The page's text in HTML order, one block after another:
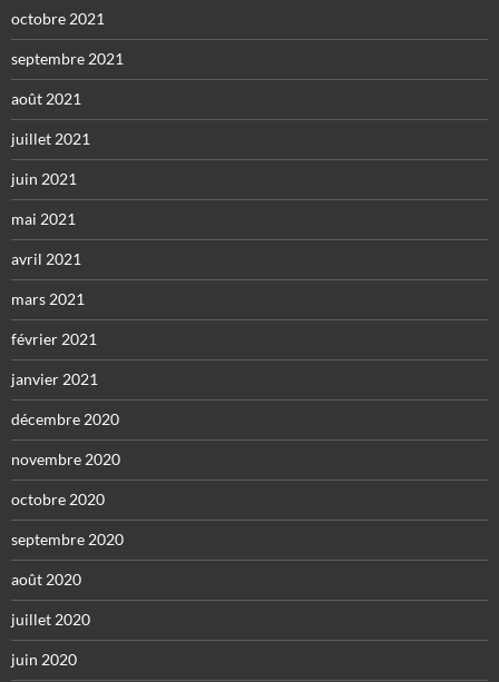
octobre 2021
septembre 2021
août 2021
juillet 2021
juin 2021
mai 2021
avril 2021
mars 2021
février 2021
janvier 2021
décembre 2020
novembre 2020
octobre 2020
septembre 2020
août 2020
juillet 2020
juin 2020